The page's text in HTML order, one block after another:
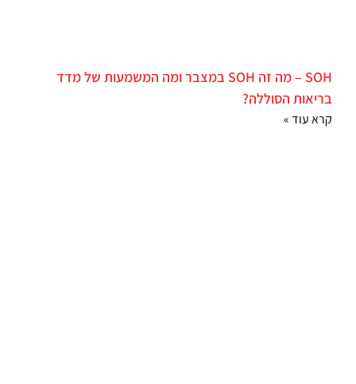
SOH – מה זה SOH במצבר ומה המשמעות של מדד
בריאות הסוללה?
קרא עוד »